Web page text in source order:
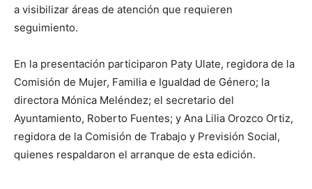
a visibilizar áreas de atención que requieren
seguimiento.
En la presentación participaron Paty Ulate, regidora de la
Comisión de Mujer, Familia e Igualdad de Género; la
directora Mónica Meléndez; el secretario del
Ayuntamiento, Roberto Fuentes; y Ana Lilia Orozco Ortiz,
regidora de la Comisión de Trabajo y Previsión Social,
quienes respaldaron el arranque de esta edición.